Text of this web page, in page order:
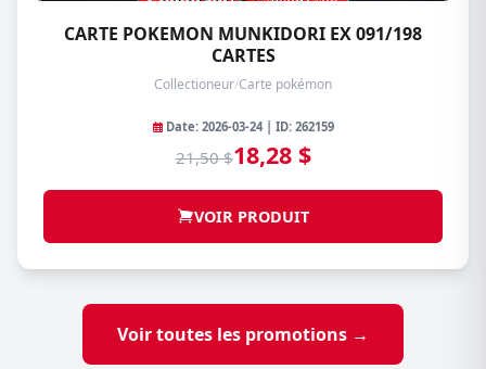
CARTE POKEMON MUNKIDORI EX 091/198
CARTES
Collectioneur/Carte pokémon
Date: 2026-03-24 | ID: 262159
21,50 $18,28 $
VOIR PRODUIT
Voir toutes les promotions →